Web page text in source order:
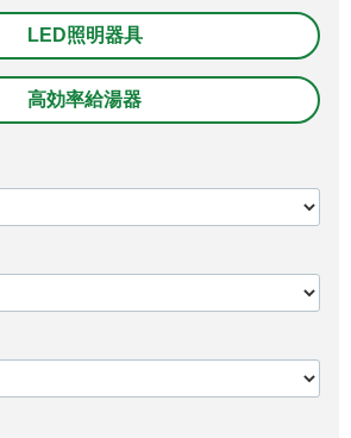
LED照明器具
高効率給湯器